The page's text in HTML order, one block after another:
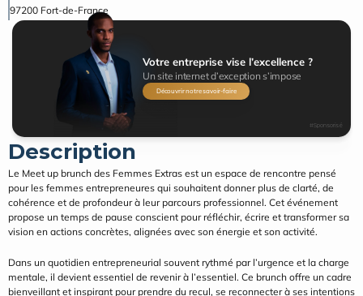
97200 Fort-de-France
Votre entreprise vise l’excellence ?
Un site internet d’exception s’impose
Découvrir notre savoir-faire
#Sponsorisé
Description
Le Meet up brunch des Femmes Extras est un espace de rencontre pensé
pour les femmes entrepreneures qui souhaitent donner plus de clarté, de
cohérence et de profondeur à leur parcours professionnel. Cet événement
propose un temps de pause conscient pour réfléchir, écrire et transformer sa
vision en actions concrètes, alignées avec son énergie et son activité.
Dans un quotidien entrepreneurial souvent rythmé par l’urgence et la charge
mentale, il devient essentiel de revenir à l’essentiel. Ce brunch offre un cadre
bienveillant et inspirant pour prendre du recul, se reconnecter à ses intentions